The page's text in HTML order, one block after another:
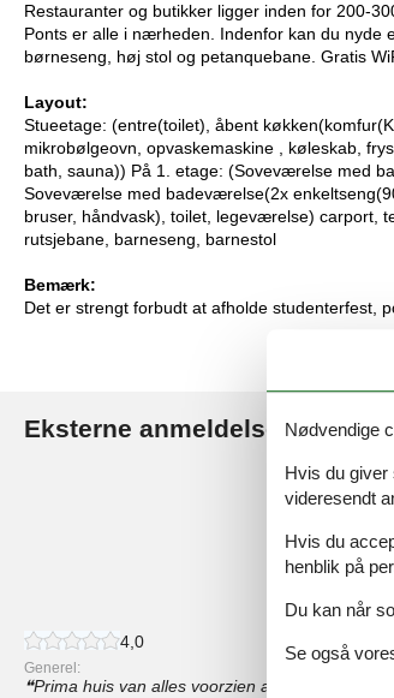
Restauranter og butikker ligger inden for 200-
Ponts er alle i nærheden. Indenfor kan du nyde
børneseng, høj stol og petanquebane. Gratis
Layout:
Stueetage: (entre(toilet), åbent
mikrobølgeovn, opvaskemaskine , køleskab,
bath, sauna)) På 1. etage: (Soveværelse med
Soveværelse med badeværelse(2x
bruser, håndvask), toilet, legeværelse) carport,
rutsjebane, barneseng, barnestol
Bemærk:
Det er strengt forbudt at afholde studenterfest,
Eksterne anmeldelser
4,4
55
4,0
Generel:
Prima huis van alles voorzien alleen hele
Nødvendige
Hvis du
videresendt
Hvis du
henblik på
Du kan når
Se også